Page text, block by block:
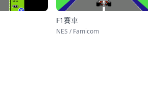
F1賽車
NES / Famicom